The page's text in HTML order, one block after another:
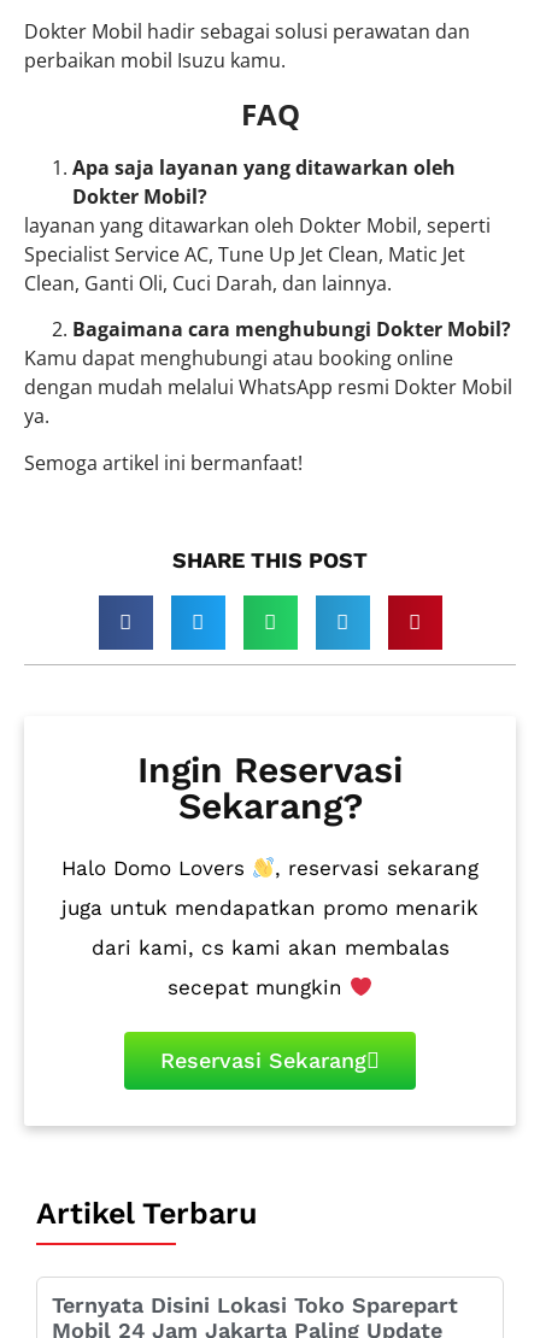
Dokter Mobil hadir sebagai solusi perawatan dan
perbaikan mobil Isuzu kamu.
FAQ
Apa saja layanan yang ditawarkan oleh
Dokter Mobil?
layanan yang ditawarkan oleh Dokter Mobil, seperti
Specialist Service AC, Tune Up Jet Clean, Matic Jet
Clean, Ganti Oli, Cuci Darah, dan lainnya.
Bagaimana cara menghubungi Dokter Mobil?
Kamu dapat menghubungi atau booking online
dengan mudah melalui WhatsApp resmi Dokter Mobil
ya.
Semoga artikel ini bermanfaat!
SHARE THIS POST​
Ingin Reservasi
Sekarang?
Halo Domo Lovers
, reservasi sekarang
juga untuk mendapatkan promo menarik
dari kami, cs kami akan membalas
secepat mungkin
Reservasi Sekarang
Artikel Terbaru
Ternyata Disini Lokasi Toko Sparepart
Mobil 24 Jam Jakarta Paling Update